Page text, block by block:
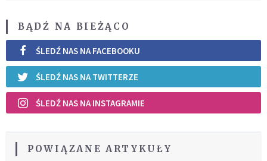
BĄDŹ NA BIEŻĄCO
ŚLEDŹ NAS NA FACEBOOKU
ŚLEDŹ NAS NA TWITTERZE
ŚLEDŹ NAS NA INSTAGRAMIE
POWIĄZANE ARTYKUŁY